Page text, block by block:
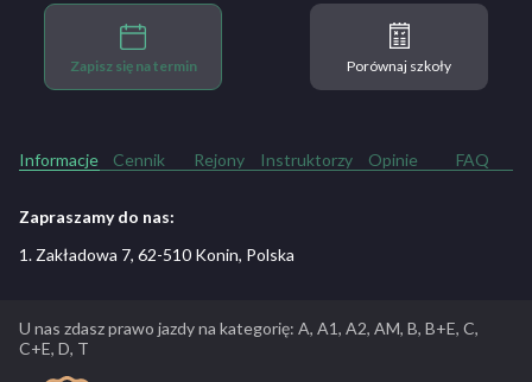
Zapisz się na termin Porównaj szkoły
Informacje Cennik Rejony Instruktorzy Opinie FAQ
Zapraszamy do nas:
1. Zakładowa 7, 62-510 Konin, Polska
U nas zdasz prawo jazdy na kategorię: A, A1, A2, AM, B, B+E, C,
C+E, D, T